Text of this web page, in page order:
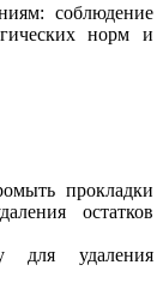
соблюдение
норм и
прокладки
остатков
для удаления